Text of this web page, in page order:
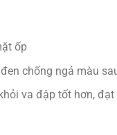
ốp
chống ngả màu
va đập tốt hơn,